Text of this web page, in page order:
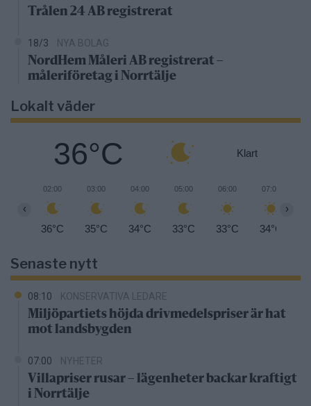
Trålen 24 AB registrerat
18/3 NYA BOLAG
NordHem Måleri AB registrerat –
måleriföretag i Norrtälje
Lokalt väder
36°C Klart
02:00
36°C
03:00
35°C
04:00
34°C
05:00
33°C
06:00
33°C
07:00
34°C
‹ ›
Senaste nytt
08:10 KONSERVATIVA LEDARE
Miljöpartiets höjda drivmedelspriser är hat
mot landsbygden
07:00 NYHETER
Villapriser rusar – lägenheter backar kraftigt
i Norrtälje